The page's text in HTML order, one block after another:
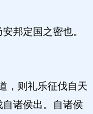
邦定国之密也。
，则礼乐征伐自天
诸侯出。自诸侯